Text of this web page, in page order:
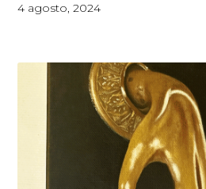
4 agosto, 2024